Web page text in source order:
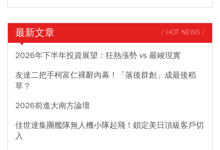
最新文章 / HOT NEWS /
2026年下半年投資展望：狂熱漲勢 vs 嚴峻現實
友達二把手柯富仁裸辭內幕！「落後群創」成最後稻
草？
2026前進大南方論壇
佳世達集團艦隊無人機小隊起飛！鎖定美日頂級客戶切
入